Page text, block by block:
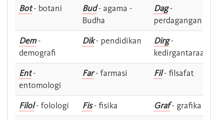
Bot- botani Bud- agama -
Budha
Dag-
perdagangan
Dem-
demografi
Dik- pendidikan Dirg-
kedirgantaraan
Ent-
entomologi
Far- farmasi Fil- filsafat
Filol- folologi Fis- fisika Graf- grafika